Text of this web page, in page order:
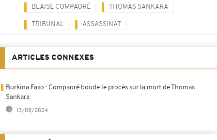
BLAISE COMPAORÉ THOMAS SANKARA
TRIBUNAL ASSASSINAT
ARTICLES CONNEXES
Burkina Faso : Compaoré boude le procès sur la mort de Thomas
Sankara
13/08/2024